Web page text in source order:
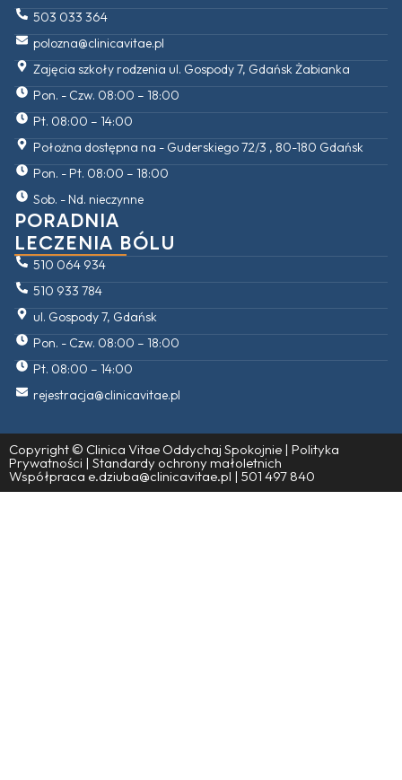
503 033 364
polozna@clinicavitae.pl
Zajęcia szkoły rodzenia ul. Gospody 7, Gdańsk Żabianka
Pon. - Czw. 08:00 – 18:00
Pt. 08:00 – 14:00
Położna dostępna na - Guderskiego 72/3 , 80-180 Gdańsk
Pon. - Pt. 08:00 – 18:00
Sob. - Nd. nieczynne
PORADNIA
LECZENIA BÓLU
510 064 934
510 933 784
ul. Gospody 7, Gdańsk
Pon. - Czw. 08:00 – 18:00
Pt. 08:00 – 14:00
rejestracja@clinicavitae.pl
Copyright © Clinica Vitae Oddychaj Spokojnie | Polityka
Prywatności | Standardy ochrony małoletnich
Współpraca e.dziuba@clinicavitae.pl | 501 497 840